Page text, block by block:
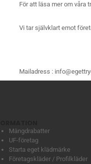
För att läsa mer om våra
Vi tar självklart emot
Mailadress :
Mängdrabatter
UF-företag
Starta eget klädmärke
Företagskläder / Profilkläder